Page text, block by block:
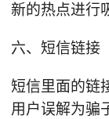
新的热点进行
六、短信链接
短信里面的链
用户误解为骗